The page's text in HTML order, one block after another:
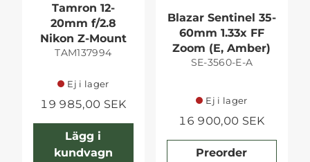
Tamron 12-
20mm f/2.8
Nikon Z-Mount
TAM137994
Ej i lager
19 985,00 SEK
Lägg i
kundvagn
Blazar Sentinel 35-
60mm 1.33x FF
Zoom (E, Amber)
SE-3560-E-A
Ej i lager
16 900,00 SEK
Preorder